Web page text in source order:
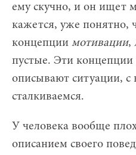
ему скучно, и он ищет
кажется, уже понятно,
концепции мотивации,
пустые. Эти
описывают ситуации,
сталкиваемся.
У человека вообще
описанием своего